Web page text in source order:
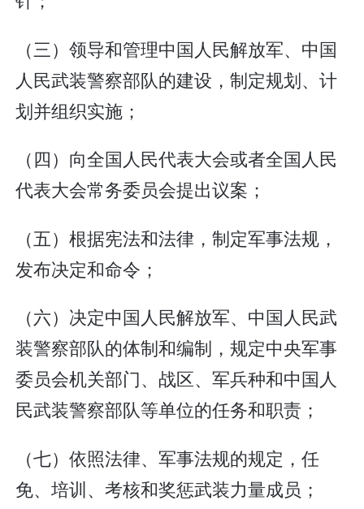
（三）领导和管理中国人民解放军、中国
人民武装警察部队的建设，制定规划、计
划并组织实施；
（四）向全国人民代表大会或者全国人民
代表大会常务委员会提出议案；
（五）根据宪法和法律，制定军事法规，
发布决定和命令；
（六）决定中国人民解放军、中国人民武
装警察部队的体制和编制，规定中央军事
委员会机关部门、战区、军兵种和中国人
民武装警察部队等单位的任务和职责；
（七）依照法律、军事法规的规定，任
免、培训、考核和奖惩武装力量成员；